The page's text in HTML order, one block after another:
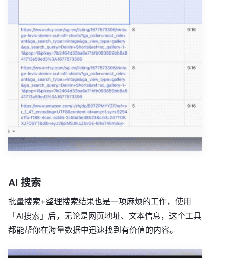
AI 搜索
批量搜索+整理搜索结果也是一项麻烦的工作，使用
「AI搜索」后，无论是网页地址、文本信息，这个工具
都能帮你在海量数据中迅速找到有价值的内容。